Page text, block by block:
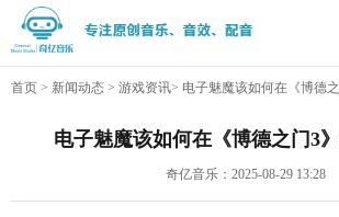
首页 > 新闻动态 > 游戏资讯> 电子魅魔该如何在《博德
电子魅魔该如何在《博德之门3
奇亿音乐：2025-08-29 13:28